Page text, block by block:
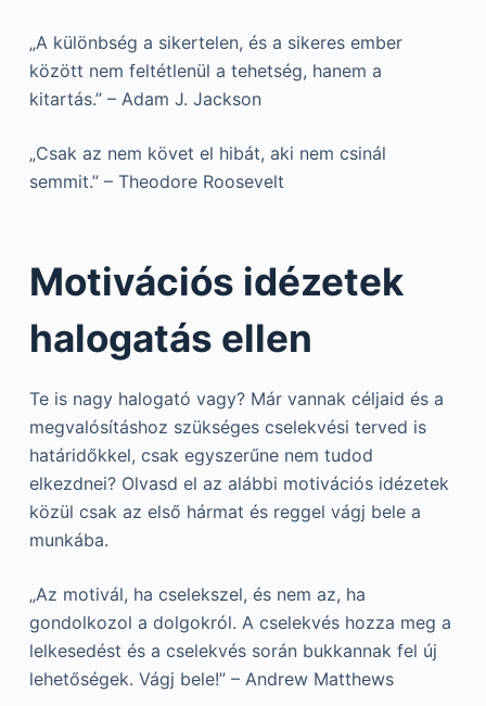
„A különbség a sikertelen, és a sikeres ember
között nem feltétlenül a tehetség, hanem a
kitartás.” – Adam J. Jackson
„Csak az nem követ el hibát, aki nem csinál
semmit.” – Theodore Roosevelt
Motivációs idézetek
halogatás ellen
Te is nagy halogató vagy? Már vannak céljaid és a
megvalósításhoz szükséges cselekvési terved is
határidőkkel, csak egyszerűne nem tudod
elkezdnei? Olvasd el az alábbi motivációs idézetek
közül csak az első hármat és reggel vágj bele a
munkába.
„Az motivál, ha cselekszel, és nem az, ha
gondolkozol a dolgokról. A cselekvés hozza meg a
lelkesedést és a cselekvés során bukkannak fel új
lehetőségek. Vágj bele!” – Andrew Matthews